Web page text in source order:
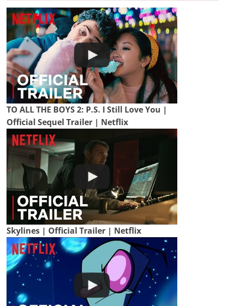
TO ALL THE BOYS 2: P.S. I Still Love You |
Official Sequel Trailer | Netflix
Skylines | Official Trailer | Netflix